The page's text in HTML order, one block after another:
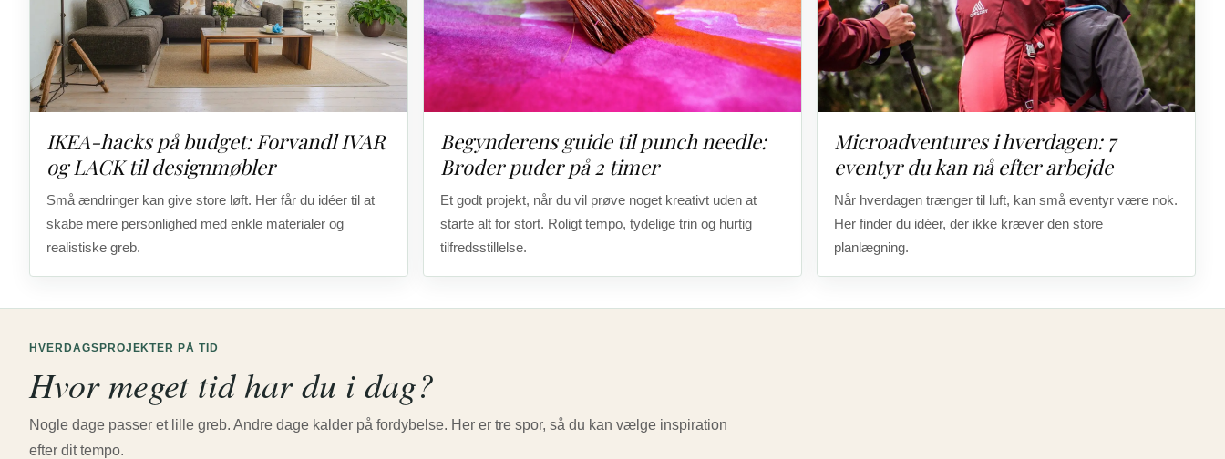
IKEA-hacks på budget: Forvandl IVAR
og LACK til designmøbler
Små ændringer kan give store løft. Her får du idéer til at
skabe mere personlighed med enkle materialer og
realistiske greb.
Begynderens guide til punch needle:
Broder puder på 2 timer
Et godt projekt, når du vil prøve noget kreativt uden at
starte alt for stort. Roligt tempo, tydelige trin og hurtig
tilfredsstillelse.
Microadventures i hverdagen: 7
eventyr du kan nå efter arbejde
Når hverdagen trænger til luft, kan små eventyr være nok.
Her finder du idéer, der ikke kræver den store
planlægning.
HVERDAGSPROJEKTER PÅ TID
Hvor meget tid har du i dag?
Nogle dage passer et lille greb. Andre dage kalder på fordybelse. Her er tre spor, så du kan vælge inspiration
efter dit tempo.